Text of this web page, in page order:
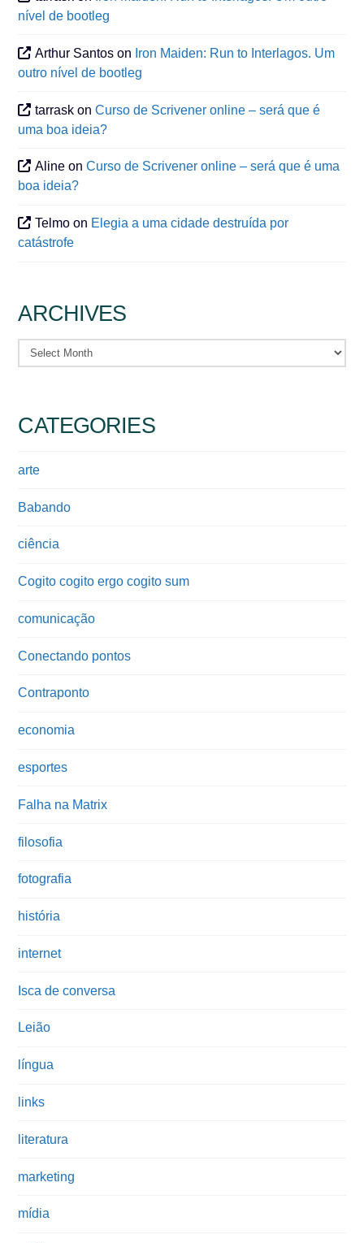
nível de bootleg
Arthur Santos on Iron Maiden: Run to Interlagos. Um
outro nível de bootleg
tarrask onCurso de Scrivener online – será que é
uma boa ideia?
Aline onCurso de Scrivener online – será que é uma
boa ideia?
Telmo on Elegia a uma cidade destruída por
catástrofe
ARCHIVES
Archives
CATEGORIES
arte
Babando
ciência
Cogito cogito ergo cogito sum
comunicação
Conectando pontos
Contraponto
economia
esportes
Falha na Matrix
filosofia
fotografia
história
internet
Isca de conversa
Leião
língua
links
literatura
marketing
mídia